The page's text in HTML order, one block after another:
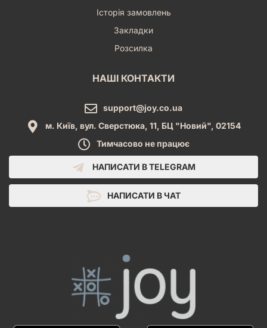
Історія замовлень
Закладки
Розсилка
НАШІ КОНТАКТИ
support@joy.co.ua
м. Київ, вул. Сверстюка, 11, БЦ "Новий", 02154
Тимчасово не працює
НАПИСАТИ В TELEGRAM
НАПИСАТИ В ЧАТ